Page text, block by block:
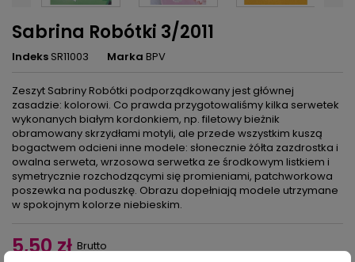
Sabrina Robótki 3/2011
Indeks SR11003 Marka BPV
Zeszyt Sabriny Robótki podporządkowany jest głównej
zasadzie: kolorowi. Co prawda przygotowaliśmy kilka serwetek
wykonanych białym kordonkiem, np. filetowy bieżnik
obramowany skrzydłami motyli, ale przede wszystkim kuszą
bogactwem odcieni inne modele: słonecznie żółta zazdrostka i
owalna serweta, wrzosowa serwetka ze środkowym listkiem i
symetrycznie rozchodzącymi się promieniami, patchworkowa
poszewka na poduszkę. Obrazu dopełniają modele utrzymane
w spokojnym kolorze niebieskim.
5,50 zł Brutto